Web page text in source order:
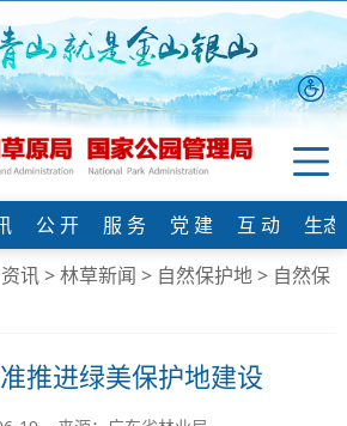
公 开 服 务 党 建 互 动
生
资讯>林草新闻 > 自然保护地> 自然保
推进绿美保护地建设